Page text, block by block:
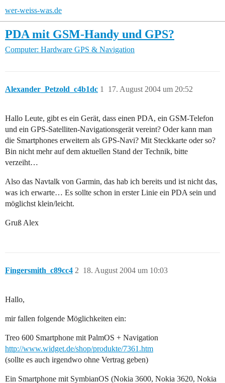
wer-weiss-was.de
PDA mit GSM-Handy und GPS?
Computer: Hardware GPS & Navigation
Alexander_Petzold_c4b1dc 17. August 2004 um 20:52
1
Hallo Leute, gibt es ein Gerät, dass einen PDA, ein GSM-Telefon
und ein GPS-Satelliten-Navigationsgerät vereint? Oder kann man
die Smartphones erweitern als GPS-Navi? Mit Steckkarte oder so?
Bin nicht mehr auf dem aktuellen Stand der Technik, bitte
verzeiht…
Also das Navtalk von Garmin, das hab ich bereits und ist nicht das,
was ich erwarte… Es sollte schon in erster Linie ein PDA sein und
möglichst klein/leicht.
Gruß Alex
Fingersmith_c89cc4 18. August 2004 um 10:03
2
Hallo,
mir fallen folgende Möglichkeiten ein:
Treo 600 Smartphone mit PalmOS + Navigation
http://www.widget.de/shop/produkte/7361.htm
(sollte es auch irgendwo ohne Vertrag geben)
Ein Smartphone mit SymbianOS (Nokia 3600, Nokia 3620, Nokia